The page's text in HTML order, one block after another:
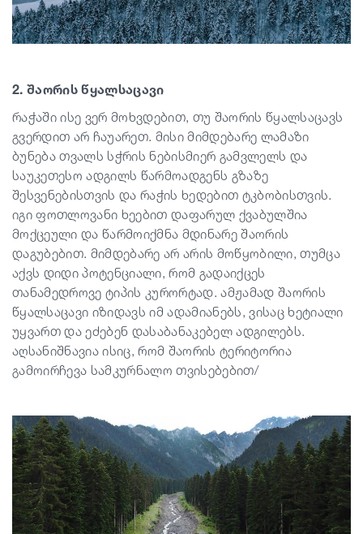
2. შაორის წყალსაცავი
რაჭაში ისე ვერ მოხვდებით, თუ შაორის წყალსაცავს
გვერდით არ ჩაუარეთ. მისი მიმდებარე ლამაზი
ბუნება თვალს სჭრის ნებისმიერ გამვლელს და
საუკეთესო ადგილს წარმოადგენს გზაზე
შესვენებისთვის და რაჭის ხედებით ტკბობისთვის.
იგი ფოთლოვანი ხეებით დაფარულ ქვაბულშია
მოქცეული და წარმოიქმნა მდინარე შაორის
დაგუბებით. მიმდებარე არ არის მოწყობილი, თუმცა
აქვს დიდი პოტენციალი, რომ გადაიქცეს
თანამედროვე ტიპის კურორტად. ამჟამად შაორის
წყალსაცავი იზიდავს იმ ადამიანებს, ვისაც ხეტიალი
უყვართ და ეძებენ დასაბანაკებელ ადგილებს.
აღსანიშნავია ისიც, რომ შაორის ტერიტორია
გამოირჩევა სამკურნალო თვისებებით/